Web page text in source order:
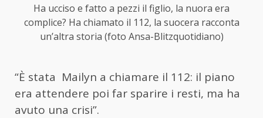
Ha ucciso e fatto a pezzi il figlio, la nuora era
complice? Ha chiamato il 112, la suocera racconta
un’altra storia (foto Ansa-Blitzquotidiano)
“È stata Mailyn a chiamare il 112: il piano
era attendere poi far sparire i resti, ma ha
avuto una crisi”.